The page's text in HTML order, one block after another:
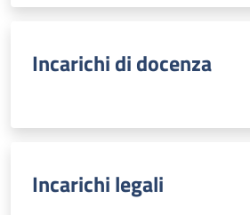
Incarichi di docenza
Incarichi legali